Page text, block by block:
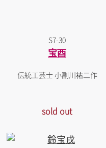
S7-30
宝酉
伝統工芸士 小副川祐二作
sold out